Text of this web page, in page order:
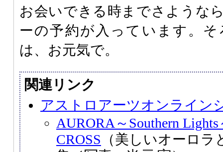
お会いできる時までさような
ーの予約が入っています。
は、お元気で。
関連リンク
アストロアーツオンライン
AURORA～Southern
CROSS （美しいオーロ